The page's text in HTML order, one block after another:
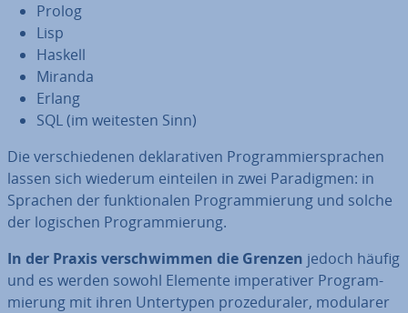
Prolog
Lisp
Haskell
Miranda
Erlang
SQL (im weitesten Sinn)
Die ver­schie­de­nen de­kla­ra­ti­ven Pro­gram­mier­spra­chen
lassen sich wiederum einteilen in zwei Pa­ra­dig­men: in
Sprachen der funk­tio­na­len Pro­gram­mie­rung und solche
der logischen Pro­gram­mie­rung.
In der Praxis ver­schwim­men die Grenzen jedoch häufig
und es werden sowohl Elemente im­pe­ra­ti­ver Pro­gram­
mie­rung mit ihren Un­ter­ty­pen pro­ze­du­ra­ler, modularer